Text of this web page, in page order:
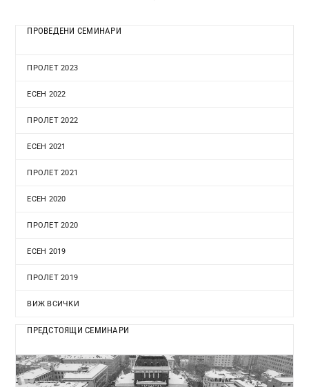
ПРОВЕДЕНИ СЕМИНАРИ
ПРОЛЕТ 2023
ЕСЕН 2022
ПРОЛЕТ 2022
ЕСЕН 2021
ПРОЛЕТ 2021
ЕСЕН 2020
ПРОЛЕТ 2020
ЕСЕН 2019
ПРОЛЕТ 2019
ВИЖ ВСИЧКИ
ПРЕДСТОЯЩИ СЕМИНАРИ